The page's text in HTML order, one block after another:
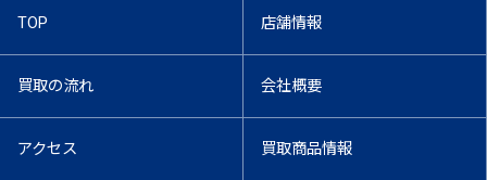
TOP 店舗情報
買取の流れ 会社概要
アクセス 買取商品情報